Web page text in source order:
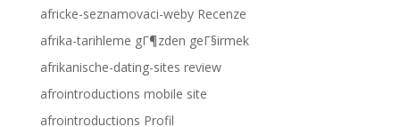
africke-seznamovaci-weby Recenze
afrika-tarihleme gГ¶zden geГ§irmek
afrikanische-dating-sites review
afrointroductions mobile site
afrointroductions Profil